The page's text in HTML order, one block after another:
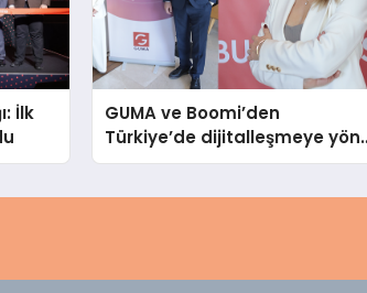
İlk
GUMA ve Boomi’den
Türkiye’de dijitalleşmeye yön
verecek stratejik ortaklık